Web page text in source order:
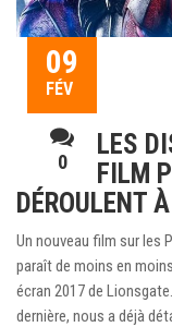
09
FÉV
0
LES
FILM
DÉROULENT
Un nouveau film sur les
paraît de moins en
écran 2017 de
dernière, nous a déjà